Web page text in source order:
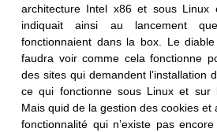
architecture Intel x86 et sous Linux
indiquait ainsi au lancement
fonctionnaient dans la box. Le
faudra voir comme cela fonctionne
des sites qui demandent l’installation
ce qui fonctionne sous Linux et sur
Mais quid de la gestion des cookies
fonctionnalité qui n’existe pas